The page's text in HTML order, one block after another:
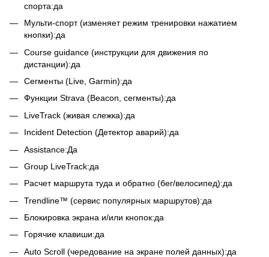
спорта:да
Мульти-спорт (изменяет режим тренировки нажатием
кнопки):да
Course guidance (инструкции для движения по
дистанции):да
Сегменты (Live, Garmin):да
Функции Strava (Beacon, сегменты):да
LiveTrack (живая слежка):да
Incident Detection (Детектор аварий):да
Assistance:Да
Group LiveTrack:да
Расчет маршрута туда и обратно (бег/велосипед):да
Trendline™ (сервис популярных маршрутов):да
Блокировка экрана и/или кнопок:да
Горячие клавиши:да
Auto Scroll (чередование на экране полей данных):да